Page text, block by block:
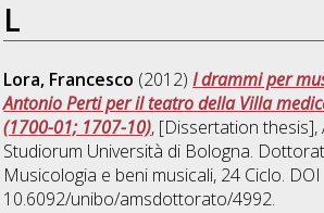
L
Lora, Francesco (2012)I drammi per
Antonio Perti per il teatro della Villa
(1700-01; 1707-10), [Dissertation
Studiorum Università di Bologna.
Musicologia e beni musicali, 24 Ciclo. DOI
10.6092/unibo/amsdottorato/4992.